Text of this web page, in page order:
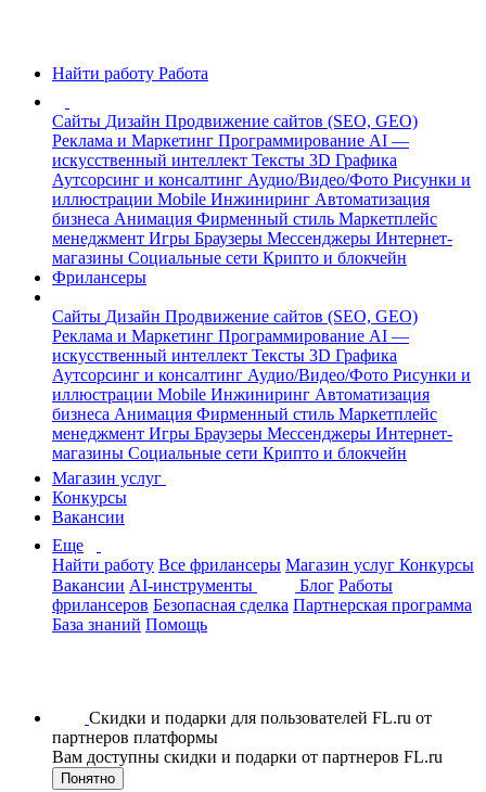
Найти работу Работа
Сайты Дизайн Продвижение сайтов (SEO, GEO)
Реклама и Маркетинг Программирование AI —
искусственный интеллект Тексты 3D Графика
Аутсорсинг и консалтинг Аудио/Видео/Фото Рисунки и
иллюстрации Mobile Инжиниринг Автоматизация
бизнеса Анимация Фирменный стиль Маркетплейс
менеджмент Игры Браузеры Мессенджеры Интернет-
магазины Социальные сети Крипто и блокчейн
Фрилансеры
Сайты Дизайн Продвижение сайтов (SEO, GEO)
Реклама и Маркетинг Программирование AI —
искусственный интеллект Тексты 3D Графика
Аутсорсинг и консалтинг Аудио/Видео/Фото Рисунки и
иллюстрации Mobile Инжиниринг Автоматизация
бизнеса Анимация Фирменный стиль Маркетплейс
менеджмент Игры Браузеры Мессенджеры Интернет-
магазины Социальные сети Крипто и блокчейн
Магазин услуг
Конкурсы
Вакансии
Еще
Найти работу Все фрилансеры Магазин услуг Конкурсы
Вакансии AI-инструменты Блог Работы
фрилансеров Безопасная сделка Партнерская программа
База знаний Помощь
Скидки и подарки для пользователей FL.ru от
партнеров платформы
Вам доступны скидки и подарки от партнеров FL.ru
Понятно